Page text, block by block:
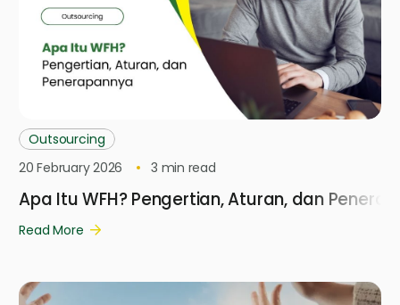
Outsourcing
20 February 2026
3 min read
Apa Itu WFH? Pengertian, Aturan, dan
Read More